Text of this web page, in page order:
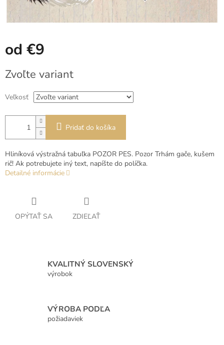
od €9
cena:
Zvoľte variant
Veľkosť
Pridať do košíka
Hliníková výstražná tabuľka POZOR PES. Pozor Trhám gače, kušem
rič! Ak potrebujete iný text, napíšte do políčka.
Detailné informácie
OPÝTAŤ SA ZDIEĽAŤ
KVALITNÝ SLOVENSKÝ
výrobok
VÝROBA PODĽA
požiadaviek